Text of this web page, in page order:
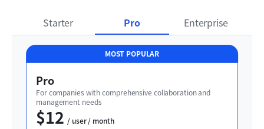
Starter Pro Enterprise
MOST POPULAR
Pro
For companies with comprehensive collaboration and
management needs
$12
  / user / month